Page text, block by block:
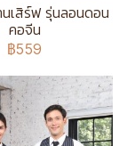
เสิร์ฟ รุ่นลอนดอน
คอจีน
฿559